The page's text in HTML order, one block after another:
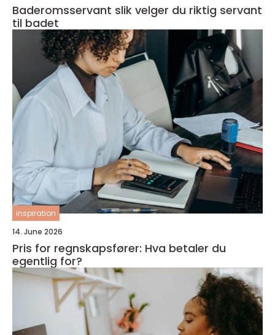
Baderomsservant slik velger du riktig servant
til badet
inspiration
14. June 2026
Pris for regnskapsfører: Hva betaler du
egentlig for?